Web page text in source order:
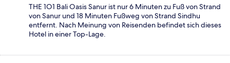
THE 1O1 Bali Oasis Sanur ist nur 6 Minuten zu Fuß von Strand
von Sanur und 18 Minuten Fußweg von Strand Sindhu
entfernt. Nach Meinung von Reisenden befindet sich dieses
Hotel in einer Top-Lage.